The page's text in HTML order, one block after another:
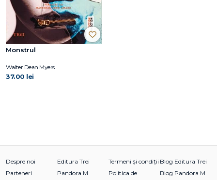
Monstrul
Walter Dean Myers
37.00 lei
Despre noi
Parteneri
Editura Trei
Pandora M
Termeni și condiții
Politica de
Blog Editura Trei
Blog Pandora M